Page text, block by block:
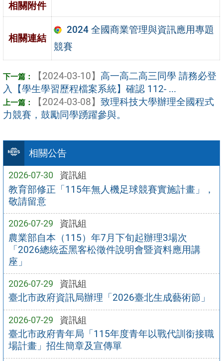
相關公告
2026-07-30 資訊組
教育部修正「115年無人機足球競賽實施計畫」，
敬請留意
2026-07-29 資訊組
農業部自本（115）年7月下旬起辦理3場次
「2026總統盃黑客松徵件說明會暨資料應用講
座」
2026-07-29 資訊組
臺北市政府資訊局辦理「2026臺北生成藝術節」
2026-07-29 資訊組
臺北市政府青年局「115年度青年以戰代訓銜接職
場計畫」招生簡章及宣傳單
相關附件
相關連結
2024 全國商業管理與資訊應用專題
競賽
【2024-03-10】 高一高二高三同學 請務必登
入【學生學習歷程檔案系統】確認 112- ...
【2024-03-08】 致理科技大學辦理全國程式
力競賽，鼓勵同學踴躍參與。